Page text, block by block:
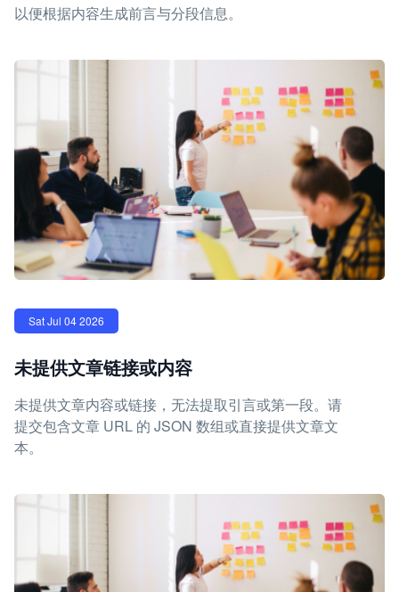
以便根据内容生成前言与分段信息。
Sat Jul 04 2026
未提供文章链接或内容
未提供文章内容或链接，无法提取引言或第一段。请
提交包含文章 URL 的 JSON 数组或直接提供文章文
本。